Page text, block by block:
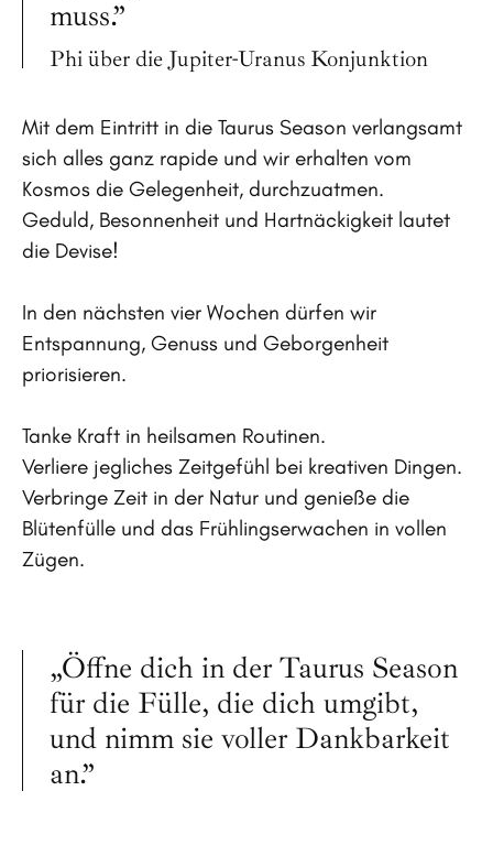
muss.”
Phi über die Jupiter-Uranus Konjunktion
Mit dem Eintritt in die Taurus Season verlangsamt
sich alles ganz rapide und wir erhalten vom
Kosmos die Gelegenheit, durchzuatmen.
Geduld, Besonnenheit und Hartnäckigkeit lautet
die Devise!
In den nächsten vier Wochen dürfen wir
Entspannung, Genuss und Geborgenheit
priorisieren.
Tanke Kraft in heilsamen Routinen.
Verliere jegliches Zeitgefühl bei kreativen Dingen.
Verbringe Zeit in der Natur und genieße die
Blütenfülle und das Frühlingserwachen in vollen
Zügen.
„Öffne dich in der Taurus Season
für die Fülle, die dich umgibt,
und nimm sie voller Dankbarkeit
an.”